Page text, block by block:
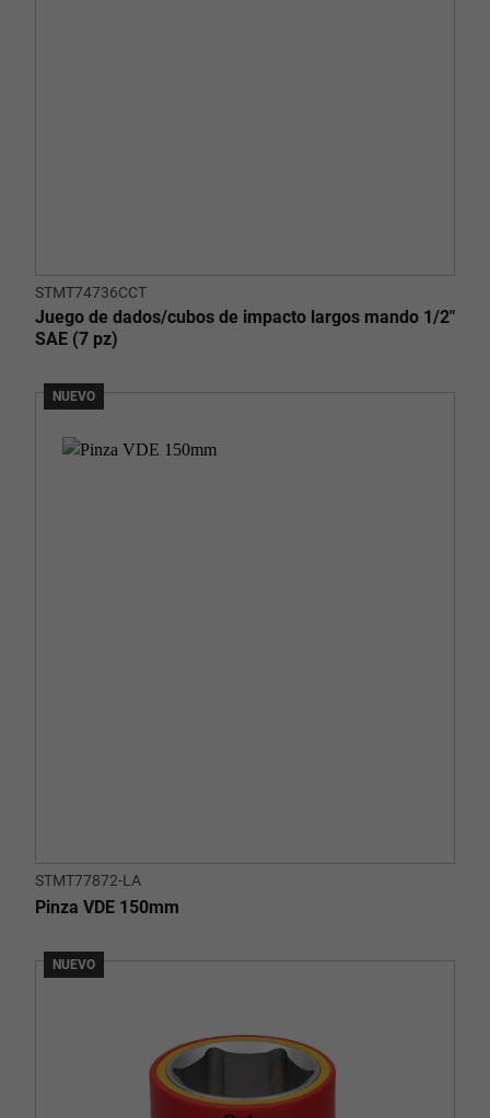
STMT74736CCT
Juego de dados/cubos de impacto largos mando 1/2"
SAE (7 pz)
NUEVO
STMT77872-LA
Pinza VDE 150mm
NUEVO